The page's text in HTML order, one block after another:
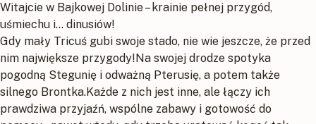
Witajcie w Bajkowej Dolinie – krainie pełnej przygód,
uśmiechu i… dinusiów!
Gdy mały Tricuś gubi swoje stado, nie wie jeszcze, że przed
nim największe przygody!Na swojej drodze spotyka
pogodną Stegunię i odważną Pterusię, a potem także
silnego Brontka.Każde z nich jest inne, ale łączy ich
prawdziwa przyjaźń, wspólne zabawy i gotowość do